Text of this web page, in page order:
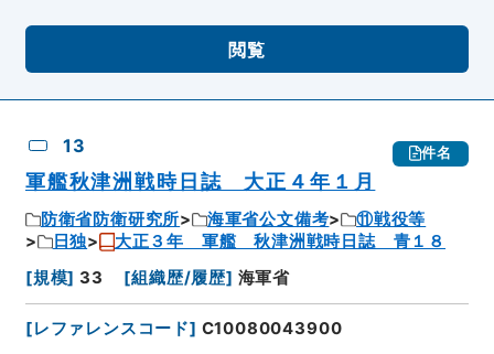
閲覧
13 件名
軍艦秋津洲戦時日誌 大正４年１月
防衛省防衛研究所 海軍省公文備考
⑪戦役等
日独
大正３年 軍艦 秋津洲戦時日誌 青１８
[規模] 33 [組織歴/履歴] 海軍省
[レファレンスコード] C10080043900